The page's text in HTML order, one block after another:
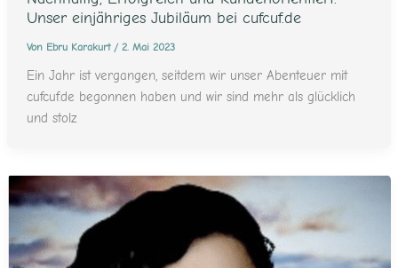
Unser einjähriges Jubiläum bei cufcuf.de
Von Ebru Karakurt / 2. Mai 2023
Ein Jahr ist vergangen, seitdem wir unser Abenteuer mit
cufcuf.de begonnen haben und wir sind mehr als glücklich
und stolz